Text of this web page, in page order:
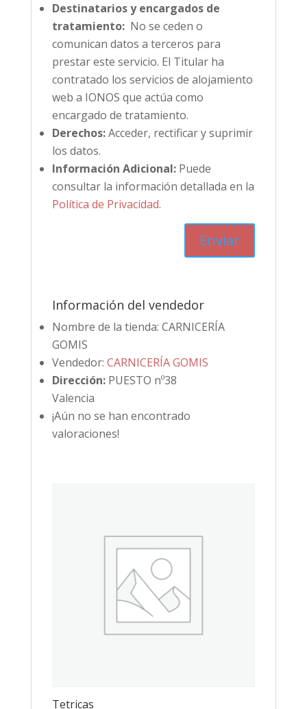
Destinatarios y encargados de
tratamiento:No se ceden o
comunican datos a terceros para
prestar este servicio. El Titular ha
contratado los servicios de alojamiento
web a IONOS que actúa como
encargado de tratamiento.
Derechos:Acceder, rectificar y suprimir
los datos.
Información Adicional:Puede
consultar la información detallada en la
Política de Privacidad.
Información del vendedor
Nombre de la tienda: CARNICERÍA
GOMIS
Vendedor: CARNICERÍA GOMIS
Dirección: PUESTO nº38
Valencia
¡Aún no se han encontrado
valoraciones!
Tetricas